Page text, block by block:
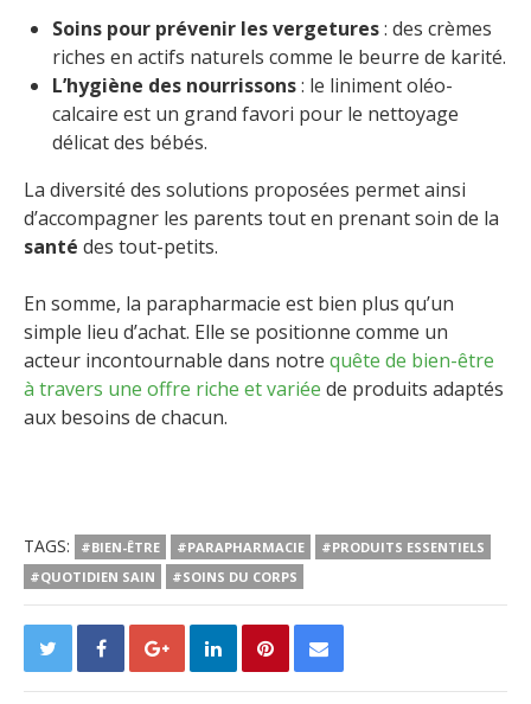
Soins pour prévenir les vergetures: des crèmes
riches en actifs naturels comme le beurre de karité.
L’hygiène des nourrissons: le liniment oléo-
calcaire est un grand favori pour le nettoyage
délicat des bébés.
La diversité des solutions proposées permet ainsi
d’accompagner les parents tout en prenant soin de la
santé des tout-petits.
En somme, la parapharmacie est bien plus qu’un
simple lieu d’achat. Elle se positionne comme un
acteur incontournable dans notre quête de bien-être
à travers une offre riche et variée de produits adaptés
aux besoins de chacun.
TAGS: #BIEN-ÊTRE #PARAPHARMACIE
#PRODUITS ESSENTIELS
#QUOTIDIEN SAIN
#SOINS DU CORPS